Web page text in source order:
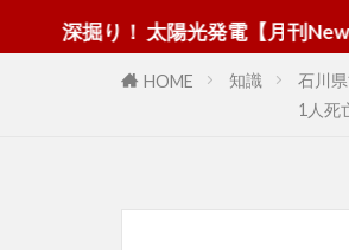
太陽光発電【月刊Newsがわかる９月
HOME 知識
石川
1人死